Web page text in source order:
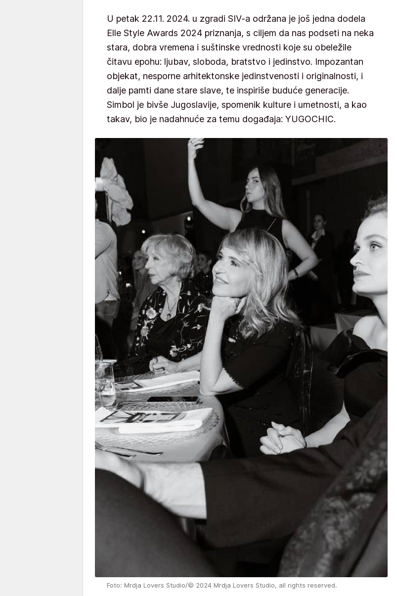
U petak 22.11. 2024. u zgradi SIV-a održana je još jedna dodela
Elle Style Awards 2024 priznanja, s ciljem da nas podseti na neka
stara, dobra vremena i suštinske vrednosti koje su obeležile
čitavu epohu: ljubav, sloboda, bratstvo i jedinstvo. Impozantan
objekat, nesporne arhitektonske jedinstvenosti i originalnosti, i
dalje pamti dane stare slave, te inspiriše buduće generacije.
Simbol je bivše Jugoslavije, spomenik kulture i umetnosti, a kao
takav, bio je nadahnuće za temu događaja: YUGOCHIC.
Foto: Mrdja Lovers Studio/© 2024 Mrdja Lovers Studio, all rights reserved.